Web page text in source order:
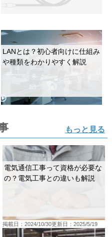
LANとは？初心者向けに仕組み
や種類をわかりやすく解説
もっと見る
電気通信工事って資格が必要な
の？電気工事との違いも解説
掲載日：2024/10/30更新日：2025/5/19